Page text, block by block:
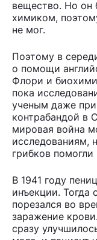
вещество. Но он
химиком,
не мог.
Поэтому в
о помощи
Флори и
пока
ученым даже
контрабандой в
мировая война
исследованиям,
грибков помогли
В 1941 году
инъекции. Тогда
порезался во
заражение
сразу